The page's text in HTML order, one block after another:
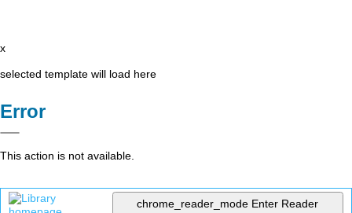
x
selected template will load here
Error
This action is not available.
chrome_reader_mode Enter Reader